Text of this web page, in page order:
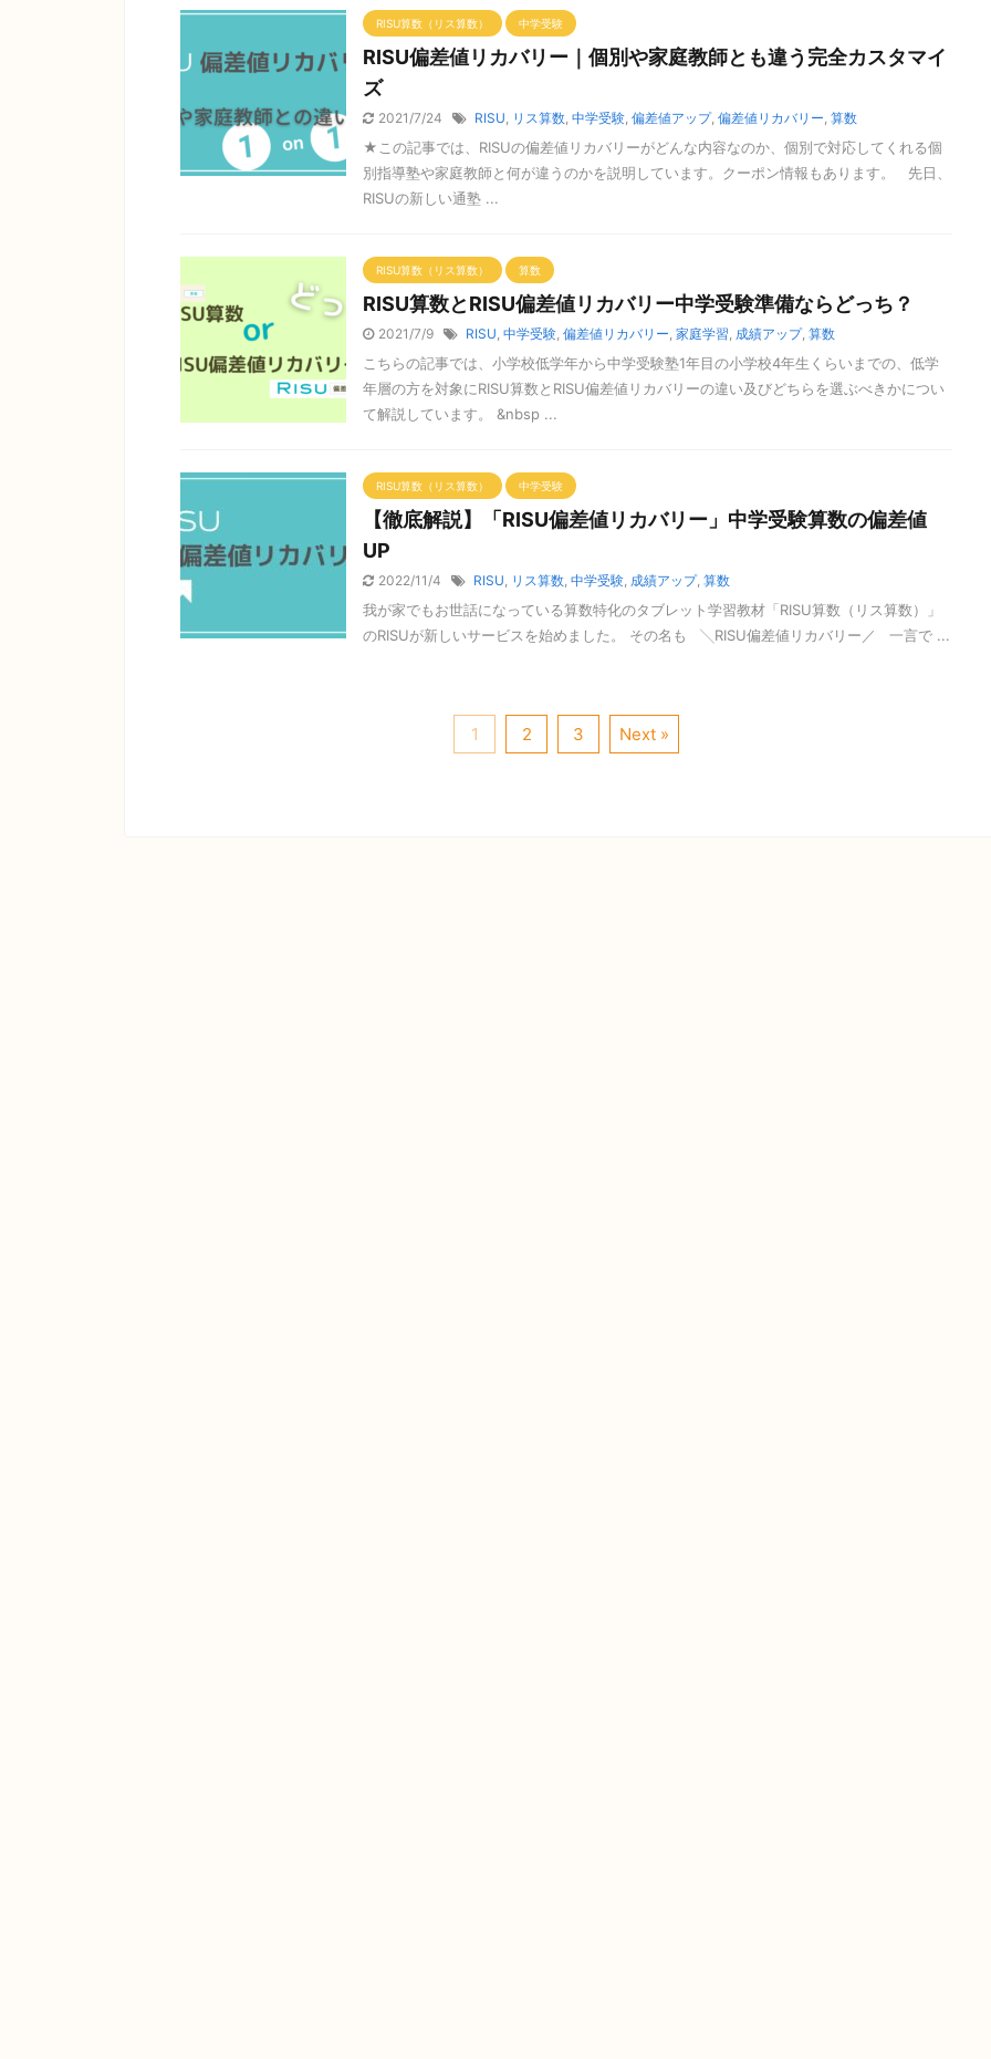
RISU算数（リス算数） 中学受験
RISU偏差値リカバリー｜個別や家庭教師とも違う完全カスタマイ
ズ
2021/7/24 RISU, リス算数, 中学受験, 偏差値アップ, 偏差値リカバリー, 算数
★この記事では、RISUの偏差値リカバリーがどんな内容なのか、個別で対応してくれる個
別指導塾や家庭教師と何が違うのかを説明しています。クーポン情報もあります。 先日、
RISUの新しい通塾 ...
RISU算数（リス算数） 算数
RISU算数とRISU偏差値リカバリー中学受験準備ならどっち？
2021/7/9 RISU, 中学受験, 偏差値リカバリー, 家庭学習, 成績アップ, 算数
こちらの記事では、小学校低学年から中学受験塾1年目の小学校4年生くらいまでの、低学
年層の方を対象にRISU算数とRISU偏差値リカバリーの違い及びどちらを選ぶべきかについ
て解説しています。 &nbsp ...
RISU算数（リス算数） 中学受験
【徹底解説】「RISU偏差値リカバリー」中学受験算数の偏差値
UP
2022/11/4 RISU, リス算数, 中学受験, 成績アップ, 算数
我が家でもお世話になっている算数特化のタブレット学習教材「RISU算数（リス算数）」
のRISUが新しいサービスを始めました。 その名も ╲RISU偏差値リカバリー／ 一言で ...
1 2 3 Next »